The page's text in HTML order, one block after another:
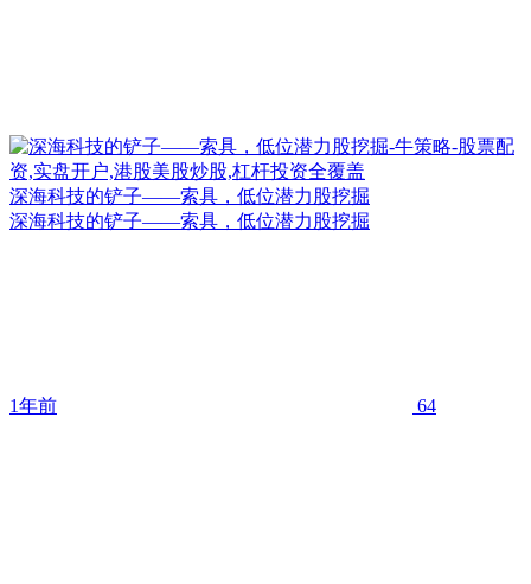
深海科技的铲子——索具，低位潜力股挖掘
深海科技的铲子——索具，低位潜力股挖掘
1年前 64